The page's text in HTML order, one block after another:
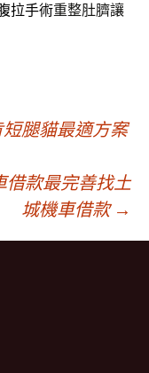
拉手術重整肚臍讓
腿貓最適方案
借款最完善找土
城機車借款 →